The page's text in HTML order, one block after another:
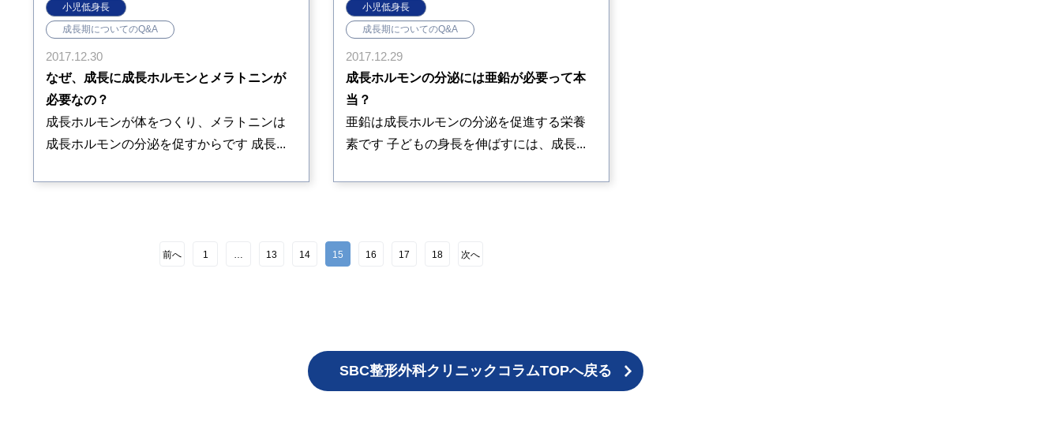
小児低身長
成長期についてのQ&A
2017.12.30
なぜ、成長に成長ホルモンとメラトニンが
必要なの？
成長ホルモンが体をつくり、メラトニンは
成長ホルモンの分泌を促すからです 成長...
小児低身長
成長期についてのQ&A
2017.12.29
成長ホルモンの分泌には亜鉛が必要って本
当？
亜鉛は成長ホルモンの分泌を促進する栄養
素です 子どもの身長を伸ばすには、成長...
前へ 1 … 13 14 15 16 17 18 次へ
SBC整形外科クリニックコラムTOPへ戻る